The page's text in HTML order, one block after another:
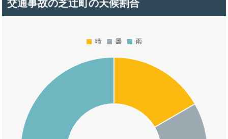
交通事故の芝辻町の天候割合